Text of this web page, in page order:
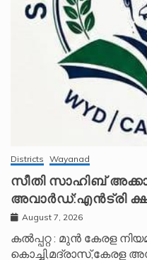
Districts Wayanad
സീതി സാഹിബ്
അവാർഡ്:എൻട്രി
August 7, 2026
കൽപ്പറ്റ : മുൻ കേരള
കൊച്ചി,മദ്രാസ്,കേരള